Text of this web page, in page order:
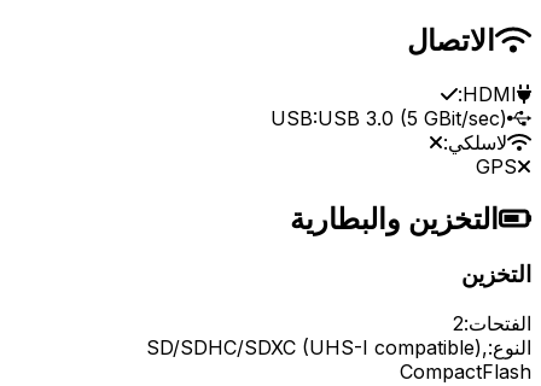
الاتصال
HDMI:
USB:USB 3.0 (5 GBit/sec)
لاسلكي:
GPS
التخزين والبطارية
التخزين
الفتحات:2
النوع:SD/SDHC/SDXC (UHS-I compatible),
CompactFlash